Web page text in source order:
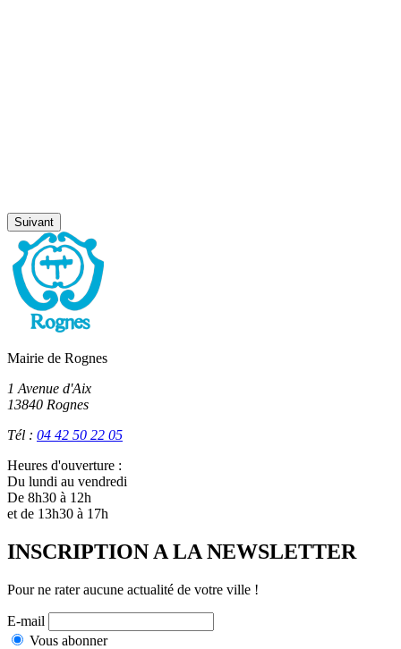
Suivant
Mairie de Rognes
1 Avenue d'Aix
13840 Rognes
Tél : 04 42 50 22 05
Heures d'ouverture :
Du lundi au vendredi
De 8h30 à 12h
et de 13h30 à 17h
INSCRIPTION A LA NEWSLETTER
Pour ne rater aucune actualité de votre ville !
E-mail
Vous abonner